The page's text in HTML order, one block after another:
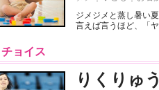
ジメジメと蒸し暑い
言えば言うほど、「
ョイス
りくりゅ